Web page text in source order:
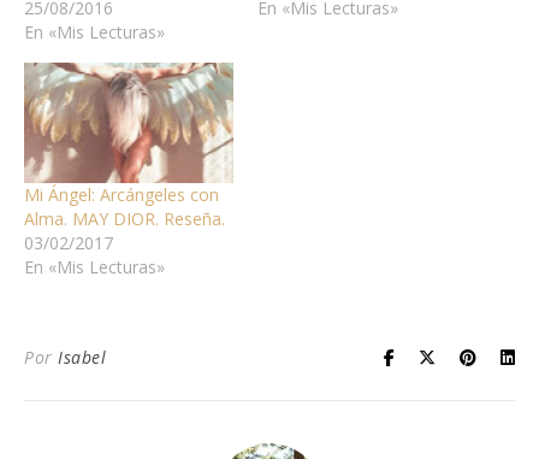
25/08/2016
En «Mis Lecturas»
En «Mis Lecturas»
Mi Ángel: Arcángeles con
Alma. MAY DIOR. Reseña.
03/02/2017
En «Mis Lecturas»
Por Isabel